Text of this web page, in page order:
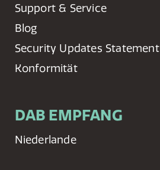
Support & Service
Blog
Security Updates Statement
Konformität
DAB EMPFANG
Niederlande